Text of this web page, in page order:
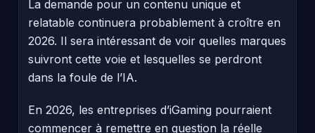
La demande pour un contenu unique et
relatable continuera probablement à croître en
2026. Il sera intéressant de voir quelles marques
suivront cette voie et lesquelles se perdront
dans la foule de l’IA.
En 2026, les entreprises d’iGaming pourraient
commencer à remettre en question la réelle